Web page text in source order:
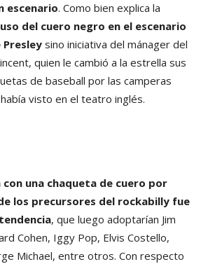
escenario. Como bien explica la
del cuero negro en el escenario
Presley sino iniciativa del mánager del
quien le cambió a la estrella sus
de baseball por las camperas
visto en el teatro inglés.
con una chaqueta de cuero por
los precursores del rockabilly fue
, que luego adoptarían Jim
Cohen, Iggy Pop, Elvis Costello,
Michael, entre otros. Con respecto